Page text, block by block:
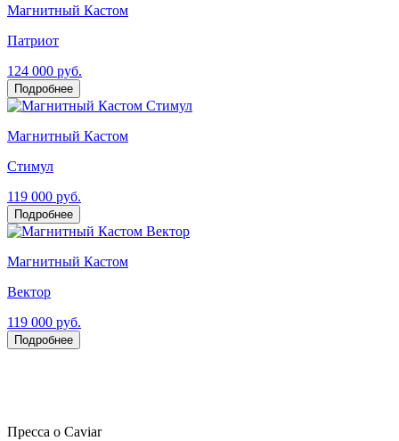
Магнитный Кастом
Патриот
124 000 руб.
Подробнее
Магнитный Кастом
Стимул
119 000 руб.
Подробнее
Магнитный Кастом
Вектор
119 000 руб.
Подробнее
Пресса о Caviar